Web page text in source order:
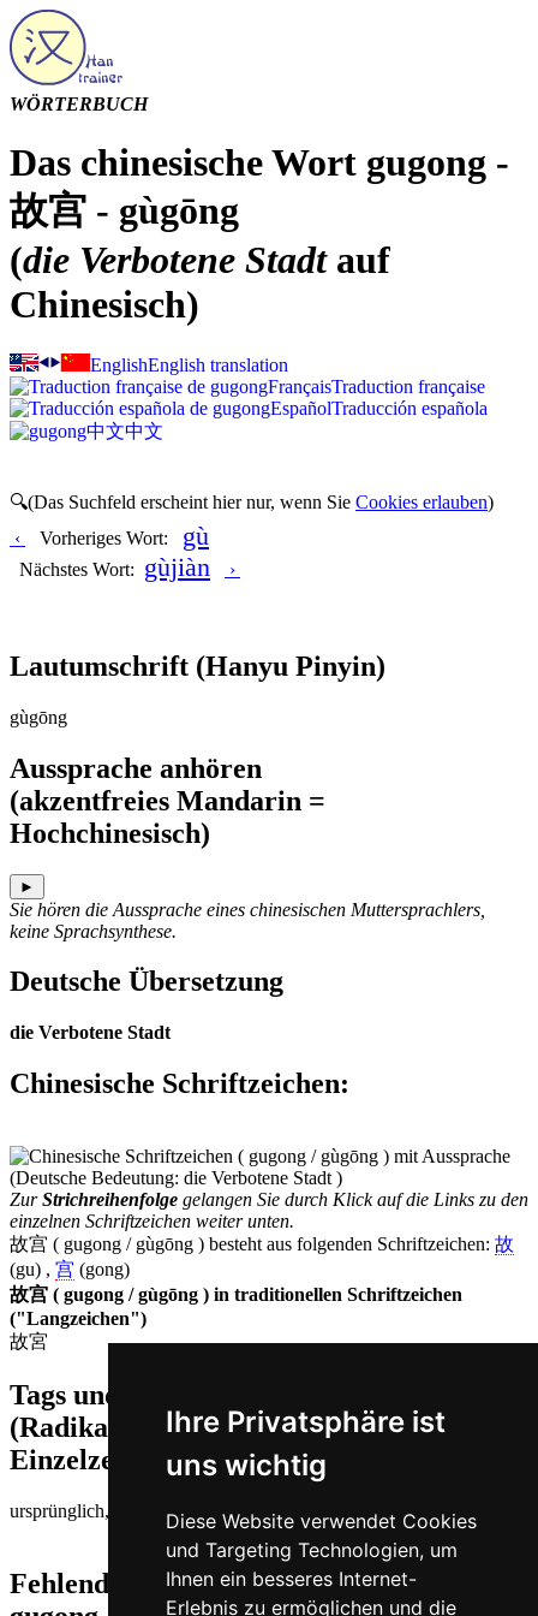
Ihre Privatsphäre ist
uns wichtig
Diese Website verwendet Cookies
und Targeting Technologien, um
Ihnen ein besseres Internet-
Erlebnis zu ermöglichen und die
WÖRTERBUCH
Das chinesische Wort gugong -
故宫 - gùgōng
(die Verbotene Stadtauf
Chinesisch)
EnglishEnglish translation
FrançaisTraduction française
EspañolTraducción española
中文中文
🔍(Das Suchfeld erscheint hier nur, wenn Sie Cookies erlauben)
‹
Vorheriges Wort: gù
Nächstes Wort: gùjiàn ›
Lautumschrift (Hanyu Pinyin)
gùgōng
Aussprache anhören
(akzentfreies Mandarin =
Hochchinesisch)
►
Sie hören die Aussprache eines chinesischen Muttersprachlers,
keine Sprachsynthese.
Deutsche Übersetzung
die Verbotene Stadt
Chinesische Schriftzeichen:
ZurStrichreihenfolge gelangen Sie durch Klick auf die Links zu den
einzelnen Schriftzeichen weiter unten.
故宫 ( gugong / gùgōng ) besteht aus folgenden Schriftzeichen: 故
(gu) , 宫 (gong)
故宫 ( gugong / gùgōng ) in traditionellen Schriftzeichen
("Langzeichen")
故宮
Tags und Zusatzinformationen
(Radikale, Bedeutungen von
Einzelzeichen, Komposita etc.)
ursprünglich, alt | Palast
Fehlende oder falsche Übersetzung für